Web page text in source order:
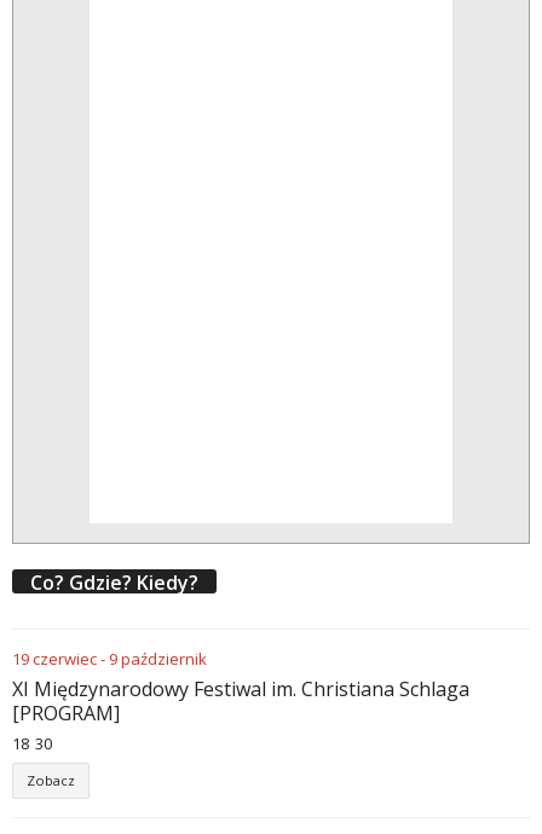
Co? Gdzie? Kiedy?
19czerwiec- 9październik
XI Międzynarodowy Festiwal im. Christiana Schlaga
[PROGRAM]
18 30
Zobacz